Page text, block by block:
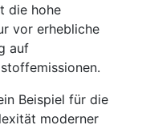
die hohe
vor erhebliche
auf
Beispiel für die
moderner